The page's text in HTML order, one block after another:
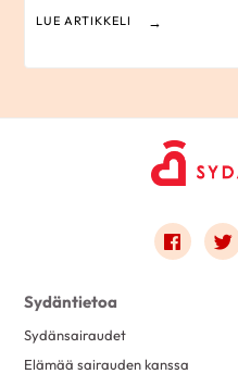
LUE ARTIKKELI
Link to
Sydäntietoa
Sydänsairaudet
Elämää sairauden kanssa